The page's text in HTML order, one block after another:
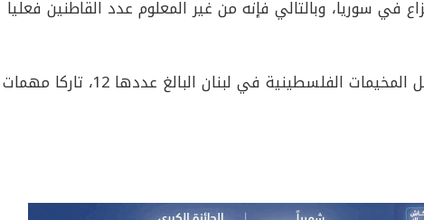
في سوريا، وبالتالي فإنه من غير المعلوم عدد القاطنين فعليا
من الجدير ذكره أن الجيش اللبناني لا يدخل المخيمات الفلسطينية في لبنان البالغ عددها 12، تاركا مهمات